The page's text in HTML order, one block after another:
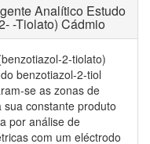
Analítico Estudo
-Tiolato) Cádmio
2-tiolato)
benzotiazol-2-tiol
se as zonas de
constante produto
por análise de
com um eléctrodo